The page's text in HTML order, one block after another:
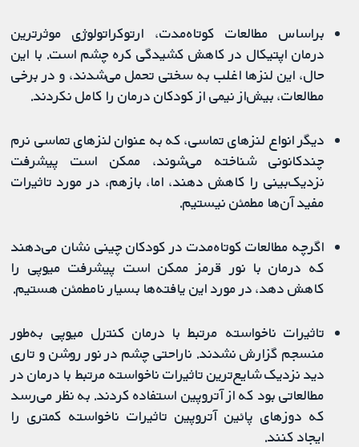
براساس مطالعات کوتاه‌‌مدت، ارتوکراتولوژی موثرترین
درمان اپتیکال در کاهش کشیدگی کره چشم است. با این
حال، این لنزها اغلب به سختی تحمل می‌شدند، و در برخی
مطالعات، بیش‌از نیمی از کودکان درمان را کامل نکردند.
دیگر انواع لنزهای تماسی، که به عنوان لنزهای تماسی نرم
چندکانونی شناخته می‌شوند، ممکن است پیشرفت
نزدیک‌بینی را کاهش دهند، اما، بازهم، در مورد تاثیرات
مفید آن‌ها مطمئن نیستیم.
اگرچه مطالعات کوتاه‌‌مدت در کودکان چینی نشان می‌دهند
که درمان با نور قرمز ممکن است پیشرفت میوپی را
کاهش دهد، در مورد این یافته‌ها بسیار نامطمئن هستیم.
تاثیرات ناخواسته مرتبط با درمان کنترل میوپی به‌طور
منسجم گزارش نشدند. ناراحتی چشم در نور روشن و تاری
دید نزدیک شایع‌ترین تاثیرات ناخواسته مرتبط با درمان در
مطالعاتی بود که از آتروپین استفاده ‌کردند. به نظر می‌رسد
که دوزهای پائین آتروپین تاثیرات ناخواسته کمتری را
ایجاد کنند.